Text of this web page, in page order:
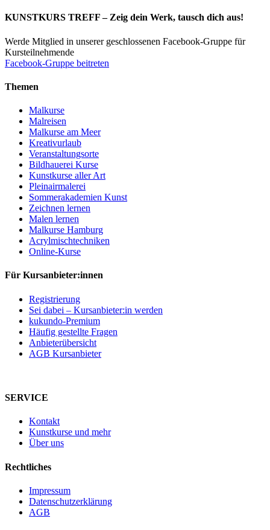
KUNSTKURS TREFF – Zeig dein Werk, tausch dich aus!
Werde Mitglied in unserer geschlossenen Facebook-Gruppe für
Kursteilnehmende
Facebook-Gruppe beitreten
Themen
Malkurse
Malreisen
Malkurse am Meer
Kreativurlaub
Veranstaltungsorte
Bildhauerei Kurse
Kunstkurse aller Art
Pleinairmalerei
Sommerakademien Kunst
Zeichnen lernen
Malen lernen
Malkurse Hamburg
Acrylmischtechniken
Online-Kurse
Für Kursanbieter:innen
Registrierung
Sei dabei – Kursanbieter:in werden
kukundo-Premium
Häufig gestellte Fragen
Anbieterübersicht
AGB Kursanbieter
SERVICE
Kontakt
Kunstkurse und mehr
Über uns
Rechtliches
Impressum
Datenschutzerklärung
AGB